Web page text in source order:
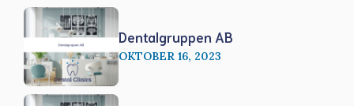
Dentalgruppen AB
OKTOBER 16, 2023